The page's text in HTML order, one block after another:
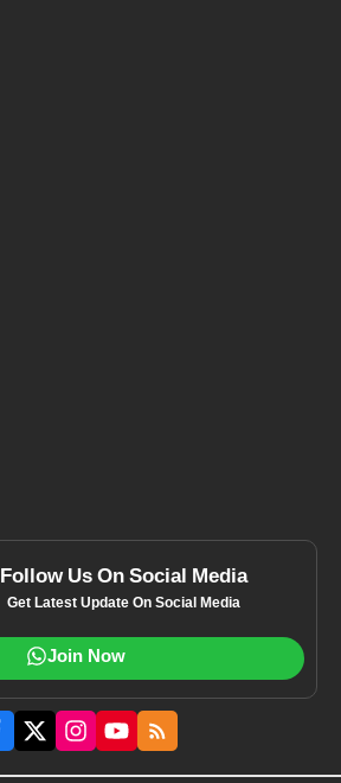
Follow Us On Social Media
Get Latest Update On Social Media
Join Now